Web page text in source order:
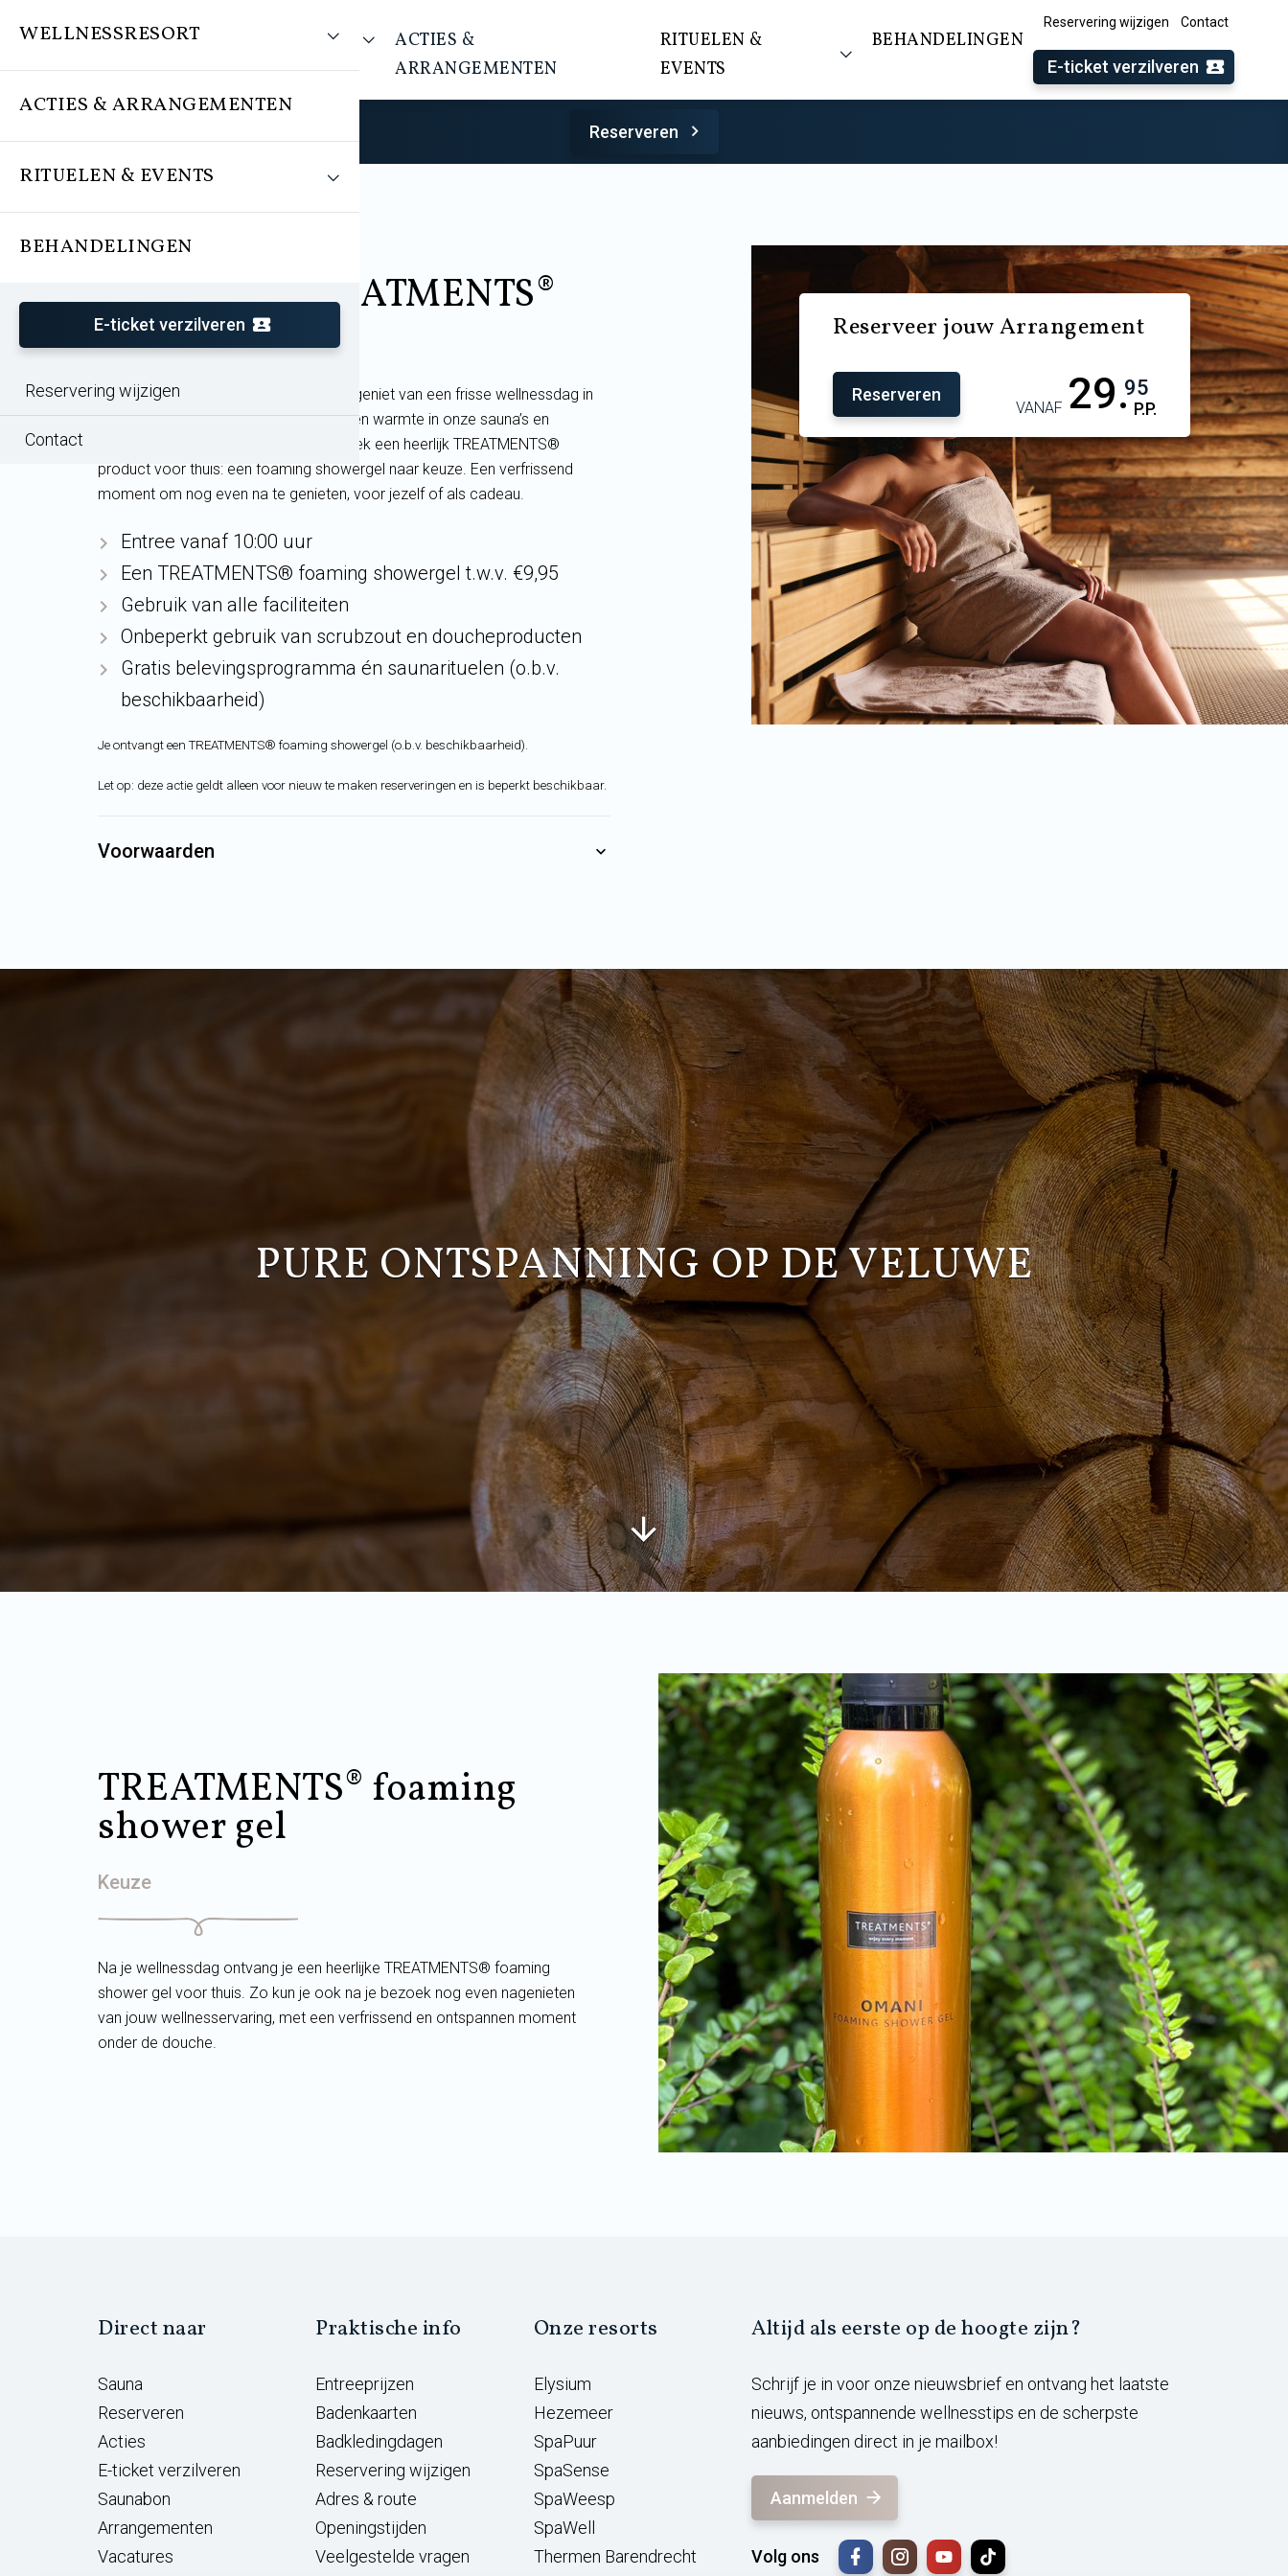
Reservering wijzigen Contact
WELLNESSRESORT
ACTIES &
ARRANGEMENTEN
RITUELEN &
EVENTS
BEHANDELINGEN
E-ticket verzilveren
WELLNESSRESORT
ACTIES & ARRANGEMENTEN
RITUELEN & EVENTS
BEHANDELINGEN
E-ticket verzilveren
Reservering wijzigen
Contact
Reserveren
Lenteactie TREATMENTS®
Ontsnap aan de drukte van alledag en geniet van een frisse wellnessdag in
lentesfeer. Laat je omringen door rust en warmte in onze sauna’s en
wellnessfaciliteiten en ontvang bij vertrek een heerlijk TREATMENTS®
product voor thuis: een foaming showergel naar keuze. Een verfrissend
moment om nog even na te genieten, voor jezelf of als cadeau.
Entree vanaf 10:00 uur
Een TREATMENTS® foaming showergel t.w.v. €9,95
Gebruik van alle faciliteiten
Onbeperkt gebruik van scrubzout en doucheproducten
Gratis belevingsprogramma én saunarituelen (o.b.v.
beschikbaarheid)
Je ontvangt een TREATMENTS® foaming showergel (o.b.v. beschikbaarheid).
Let op: deze actie geldt alleen voor nieuw te maken reserveringen en is beperkt beschikbaar.
Voorwaarden
Reserveer jouw Arrangement
Reserveren
VANAF 29.95
P.P.
PURE ONTSPANNING OP DE VELUWE
TREATMENTS® foaming
shower gel
Keuze
Na je wellnessdag ontvang je een heerlijke TREATMENTS® foaming
shower gel voor thuis. Zo kun je ook na je bezoek nog even nagenieten
van jouw wellnesservaring, met een verfrissend en ontspannen moment
onder de douche.
Direct naar
Sauna
Reserveren
Acties
E-ticket verzilveren
Saunabon
Arrangementen
Vacatures
Praktische info
Entreeprijzen
Badenkaarten
Badkledingdagen
Reservering wijzigen
Adres & route
Openingstijden
Veelgestelde vragen
Onze resorts
Elysium
Hezemeer
SpaPuur
SpaSense
SpaWeesp
SpaWell
Thermen Barendrecht
Altijd als eerste op de hoogte zijn?
Schrijf je in voor onze nieuwsbrief en ontvang het laatste
nieuws, ontspannende wellnesstips en de scherpste
aanbiedingen direct in je mailbox!
Aanmelden
Volg ons